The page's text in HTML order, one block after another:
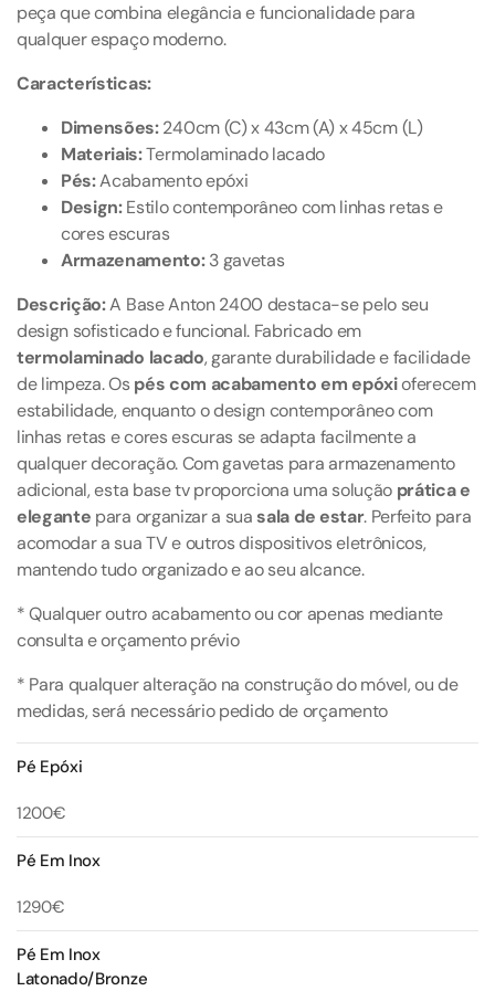
peça que combina elegância e funcionalidade para
qualquer espaço moderno.
Características:
Dimensões:240cm (C) x 43cm (A) x 45cm (L)
Materiais:Termolaminado lacado
Pés:Acabamento epóxi
Design:Estilo contemporâneo com linhas retas e
cores escuras
Armazenamento:3 gavetas
Descrição:A Base Anton 2400 destaca-se pelo seu
design sofisticado e funcional. Fabricado em
termolaminado lacado, garante durabilidade e facilidade
de limpeza. Ospés com acabamento em epóxioferecem
estabilidade, enquanto o design contemporâneo com
linhas retas e cores escuras se adapta facilmente a
qualquer decoração. Com gavetas para armazenamento
adicional, esta base tv proporciona uma solução prática e
elegante para organizar a suasala de estar. Perfeito para
acomodar a sua TV e outros dispositivos eletrônicos,
mantendo tudo organizado e ao seu alcance.
* Qualquer outro acabamento ou cor apenas mediante
consulta e orçamento prévio
* Para qualquer alteração na construção do móvel, ou de
medidas, será necessário pedido de orçamento
Pé Epóxi
1200€
Pé Em Inox
1290€
Pé Em Inox
Latonado/Bronze